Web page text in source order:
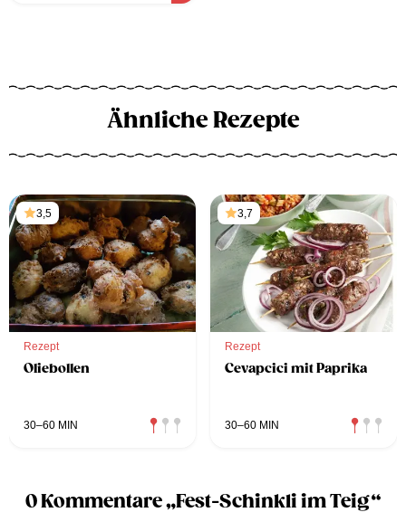
Ähnliche Rezepte
3,5
Rezept
Oliebollen
30–60 MIN
3,7
Rezept
Cevapcici mit Paprika
30–60 MIN
0 Kommentare „Fest-Schinkli im Teig“